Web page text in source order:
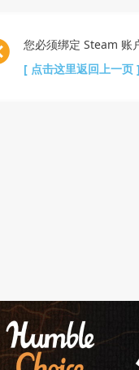
您必须绑定 Steam 账
[ 点击这里返回上一页 ]